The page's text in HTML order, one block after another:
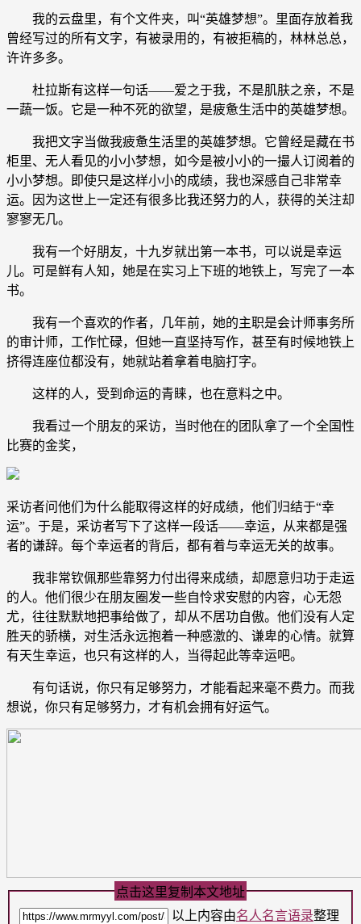
我的云盘里，有个文件夹，叫“英雄梦想”。里面存放着我
曾经写过的所有文字，有被录用的，有被拒稿的，林林总总，
许许多多。
杜拉斯有这样一句话——爱之于我，不是肌肤之亲，不是
一蔬一饭。它是一种不死的欲望，是疲惫生活中的英雄梦想。
我把文字当做我疲惫生活里的英雄梦想。它曾经是藏在书
柜里、无人看见的小小梦想，如今是被小小的一撮人订阅着的
小小梦想。即使只是这样小小的成绩，我也深感自己非常幸
运。因为这世上一定还有很多比我还努力的人，获得的关注却
寥寥无几。
我有一个好朋友，十九岁就出第一本书，可以说是幸运
儿。可是鲜有人知，她是在实习上下班的地铁上，写完了一本
书。
我有一个喜欢的作者，几年前，她的主职是会计师事务所
的审计师，工作忙碌，但她一直坚持写作，甚至有时候地铁上
挤得连座位都没有，她就站着拿着电脑打字。
这样的人，受到命运的青睐，也在意料之中。
我看过一个朋友的采访，当时他在的团队拿了一个全国性
比赛的金奖，
采访者问他们为什么能取得这样的好成绩，他们归结于“幸
运”。于是，采访者写下了这样一段话——幸运，从来都是强
者的谦辞。每个幸运者的背后，都有着与幸运无关的故事。
我非常钦佩那些靠努力付出得来成绩，却愿意归功于走运
的人。他们很少在朋友圈发一些自怜求安慰的内容，心无怨
尤，往往默默地把事给做了，却从不居功自傲。他们没有人定
胜天的骄横，对生活永远抱着一种感激的、谦卑的心情。就算
有天生幸运，也只有这样的人，当得起此等幸运吧。
有句话说，你只有足够努力，才能看起来毫不费力。而我
想说，你只有足够努力，才有机会拥有好运气。
点击这里复制本文地址
以上内容由名人名言语录整理